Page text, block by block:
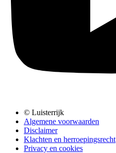
© Luisterrijk
Algemene voorwaarden
Disclaimer
Klachten en herroepingsrecht
Privacy en cookies